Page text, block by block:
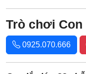
Trò chơi
0925.070.666